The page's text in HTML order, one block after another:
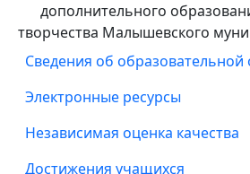
дополнительного
творчества Малышевского
Сведения об образовательной
Электронные ресурсы
Независимая оценка качества
Достижения учащихся